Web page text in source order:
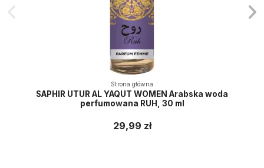
Strona główna
SAPHIR UTUR AL YAQUT WOMEN Arabska woda
perfumowana RUH, 30 ml
29,99 zł